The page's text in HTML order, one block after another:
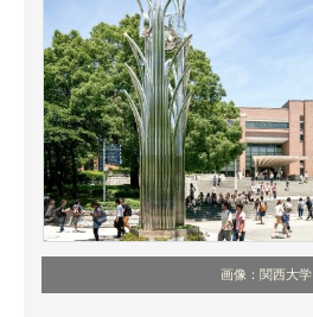
エレクトロニクス専門サイト
電子設計の基本と応用
エネルギーの専門メディア
建設×テクノロジーの最前線
ちょっと気になるネットの話題
画像：関西大学